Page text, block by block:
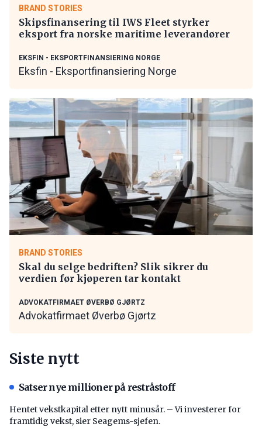
BRAND STORIES
Skipsfinansering til IWS Fleet styrker
eksport fra norske maritime leverandører
EKSFIN - EKSPORTFINANSIERING NORGE
Eksfin - Eksportfinansiering Norge
BRAND STORIES
Skal du selge bedriften? Slik sikrer du
verdien før kjøperen tar kontakt
ADVOKATFIRMAET ØVERBØ GJØRTZ
Advokatfirmaet Øverbø Gjørtz
Siste nytt
Satser nye millioner på restråstoff
Hentet vekstkapital etter nytt minusår. – Vi investerer for
framtidig vekst, sier Seagems-sjefen.